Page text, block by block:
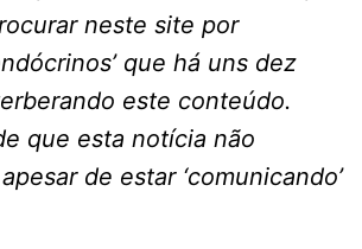
neste site por
que há uns dez
este conteúdo.
que esta notícia não
de estar ‘comunicando’